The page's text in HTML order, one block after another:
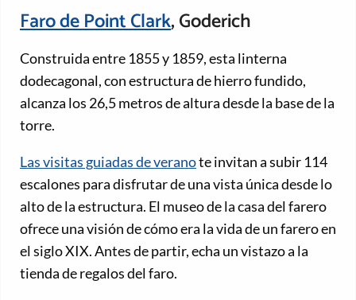
Faro de Point Clark, Goderich
Construida entre 1855 y 1859, esta linterna
dodecagonal, con estructura de hierro fundido,
alcanza los 26,5 metros de altura desde la base de la
torre.
Las visitas guiadas de veranote invitan a subir 114
escalones para disfrutar de una vista única desde lo
alto de la estructura. El museo de la casa del farero
ofrece una visión de cómo era la vida de un farero en
el siglo XIX. Antes de partir, echa un vistazo a la
tienda de regalos del faro.